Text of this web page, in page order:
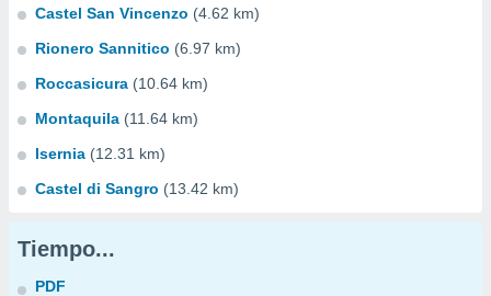
Castel San Vincenzo (4.62 km)
Rionero Sannitico (6.97 km)
Roccasicura (10.64 km)
Montaquila (11.64 km)
Isernia (12.31 km)
Castel di Sangro (13.42 km)
Tiempo...
PDF